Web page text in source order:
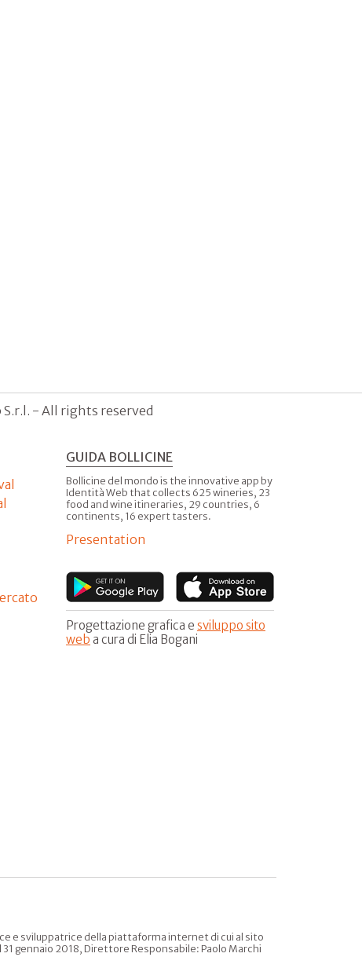
- All rights reserved
GUIDA BOLLICINE
Bollicine del mondo is the innovative app by
Identità Web that collects 625 wineries, 23
food and wine itineraries, 29 countries, 6
continents, 16 expert tasters.
Presentation
Progettazione grafica e sviluppo sito
web a cura di Elia Bogani
e sviluppatrice della piattaforma internet di cui al sito
gennaio 2018, Direttore Responsabile: Paolo Marchi